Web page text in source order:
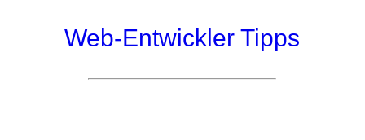
Web-Entwickler Tipps